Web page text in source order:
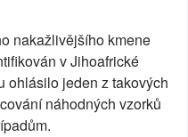
nakažlivějšího kmene
v Jihoafrické
ohlásilo jeden z takových
náhodných vzorků